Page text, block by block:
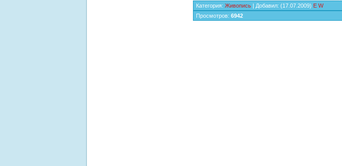
Категория: Живопись | Добавил: (17.07.2009) E W
Просмотров: 6942